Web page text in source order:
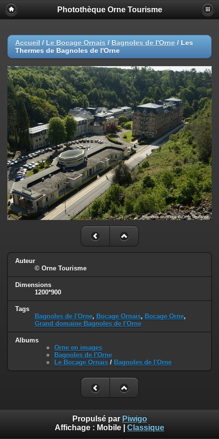
Photothèque Orne Tourisme
Accueil / Le Bocage Ornais / Bagnoles de l'Orne / Les
Thermes de Bagnoles de l'Orne
Auteur
© Orne Tourisme
Dimensions
1200*900
Tags
Bagnoles de l'Orne, Bocage Ornais, Bocage Orne,
Grand domaine Bagnoles de l'Orne
Albums
Orne en images
Bagnoles de l'Orne
Le Bocage Ornais / Bagnoles de l'Orne
Propulsé par Piwigo
Affichage : Mobile Classique